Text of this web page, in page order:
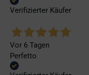
Verifizierter Käufer
Vor 6 Tagen
Perfetto